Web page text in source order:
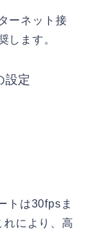
ーネット接
します。
設定
トは30fpsま
により、高